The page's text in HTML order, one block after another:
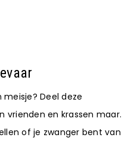
Deel deze
vrienden en krassen maar.
of je zwanger bent van